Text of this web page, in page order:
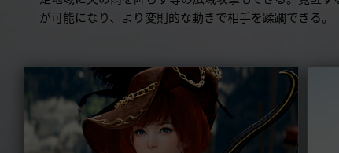
が可能になり、より変則的な動きで相手を蹂躙できる。